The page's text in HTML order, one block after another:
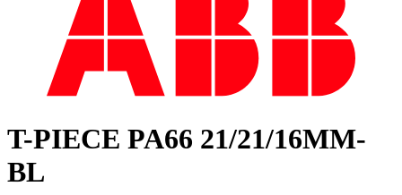
T-PIECE PA66 21/21/16MM-
BL